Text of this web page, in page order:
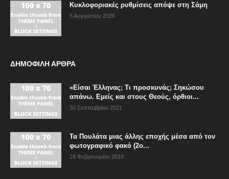
Κυκλοφοριακές ρυθμίσεις απόψε στη Σάμη
5 Αυγούστου 2026
ΔΗΜΟΦΙΛΗ ΑΡΘΡΑ
«Είσαι Έλληνας; Τι προσκυνάς; Σηκώσου
απάνω. Εμείς και στους Θεούς, όρθιοι...
30 Σεπτεμβρίου 2021
Τα Πουλάτα μιας άλλης εποχής μέσα από τον
φωτογραφικό φακό (2ο...
24 Φεβρουαρίου 2018